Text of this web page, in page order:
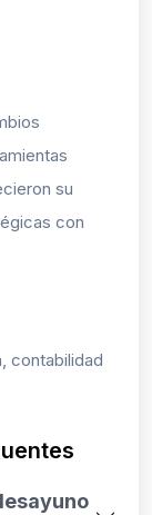
su
con
contabilidad